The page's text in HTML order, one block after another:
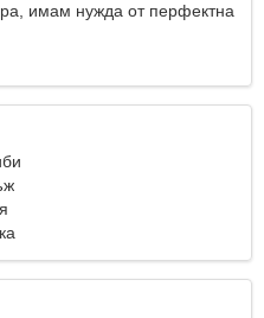
имам нужда от перфектна